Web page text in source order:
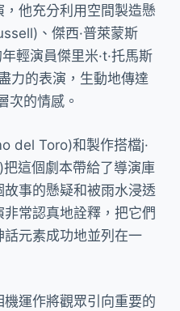
他充分利用空間製造懸
、傑西·普萊蒙斯
輕演員傑里米·t·托馬斯
力的表演，生動地傳達
次的情感。
del Toro)和製作搭檔j·
這個劇本帶給了導演庫
事的懸疑和被雨水浸透
常認真地詮釋，把它們
元素成功地並列在一
運作將觀眾引向重要的